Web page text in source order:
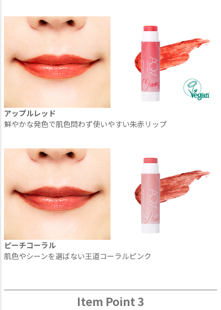
アップルレッド
鮮やかな発色で肌色問わず使いやすい朱赤リップ
ピーチコーラル
肌色やシーンを選ばない王道コーラルピンク
Item Point 3